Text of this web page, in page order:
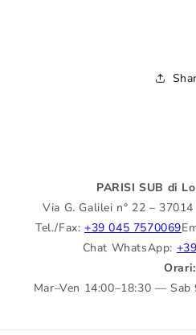
PARISI SUB di
Via G. Galilei n° 22 –
Tel./Fax: +39 045 7570069
Chat WhatsApp:
Orari:
Mar–Ven 14:00–18:30 —